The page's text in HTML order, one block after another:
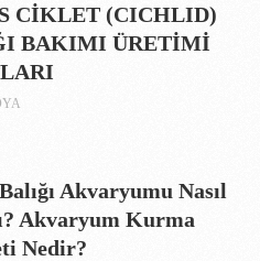
CİKLET (CICHLID)
BAKIMI ÜRETİMİ
Akvaryumu Nasıl
Akvaryum Kurma
Nedir?